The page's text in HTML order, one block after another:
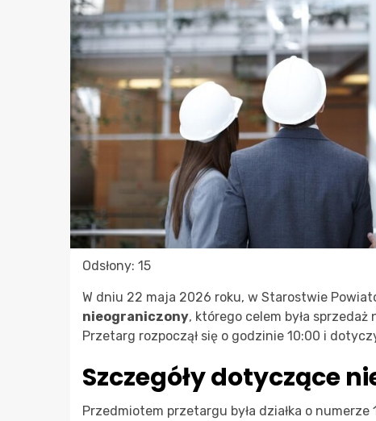
Odsłony: 15
W dniu 22 maja 2026 roku, w Starostwie
nieograniczony, którego celem była
Przetarg rozpoczął się o godzinie 10:00 i
Szczegóły dotyczące
Przedmiotem przetargu była działka o